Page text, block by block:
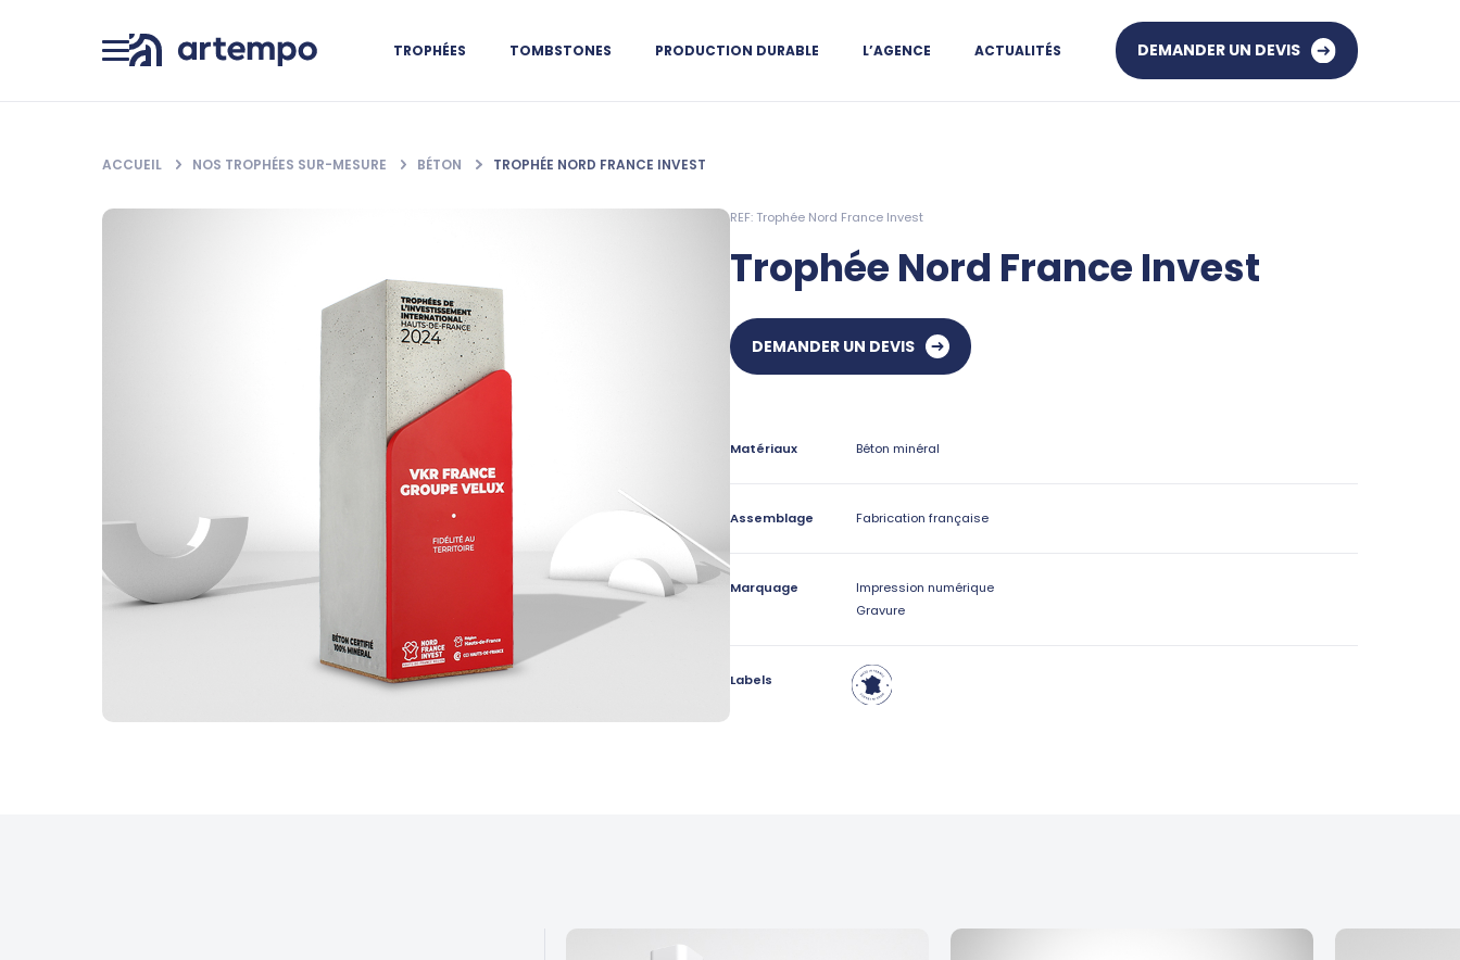
TROPHÉES TOMBSTONES PRODUCTION DURABLE L’AGENCE ACTUALITÉS DEMANDER UN DEVIS
ACCUEIL NOS TROPHÉES SUR-MESURE BÉTON TROPHÉE NORD FRANCE INVEST
REF: Trophée Nord France Invest
Trophée Nord France Invest
DEMANDER UN DEVIS
Matériaux Béton minéral
Assemblage Fabrication française
Marquage
Impression numérique
Gravure
Labels